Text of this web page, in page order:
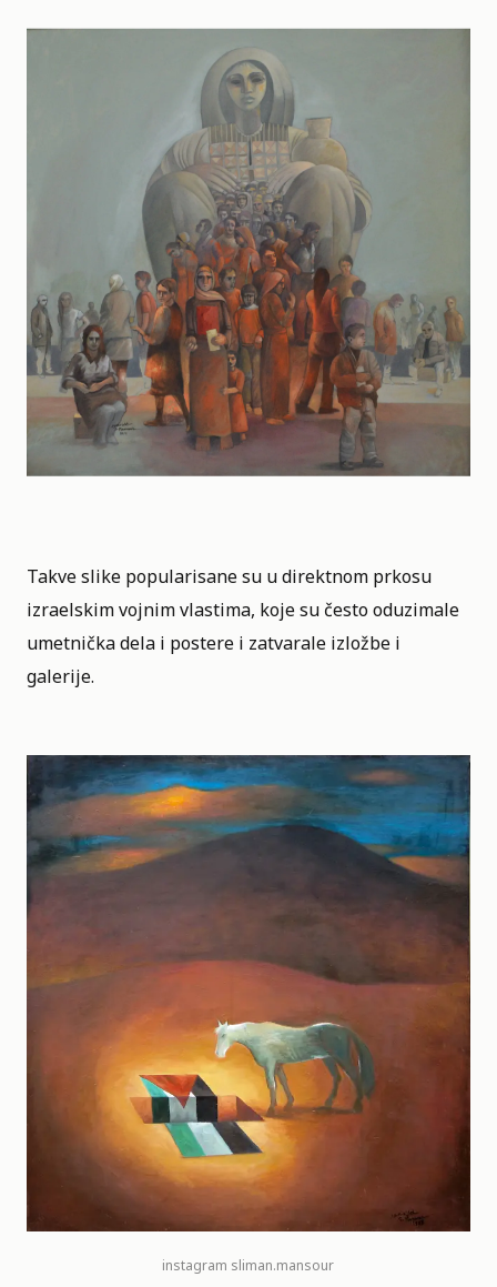
Takve slike popularisane su u direktnom prkosu
izraelskim vojnim vlastima, koje su često oduzimale
umetnička dela i postere i zatvarale izložbe i
galerije.
instagram sliman.mansour